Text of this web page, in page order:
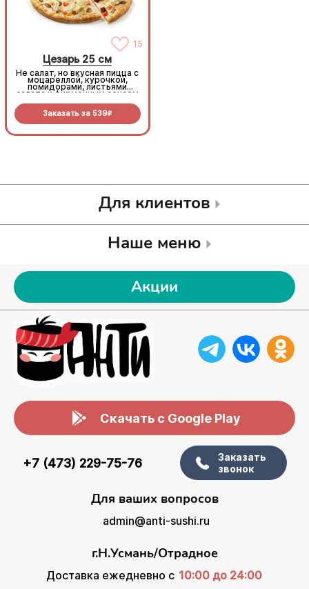
15
Цезарь 25 см
Не салат, но вкусная пицца с
моцареллой, курочкой,
помидорами, листьями
салата и фирменным соусом
Заказать за 539R
Для клиентов
Наше меню
Акции
Скачать с Google Play
+7 (473) 229-75-76
Заказать
звонок
Для ваших вопросов
admin@anti-sushi.ru
г.Н.Усмань/Отрадное
Доставка ежедневно с 10:00 до 24:00